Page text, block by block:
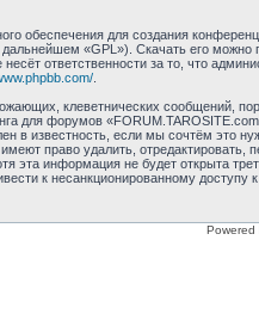
обеспечения для создания
«GPL»). Скачать его можно
ответственности за то, что
.
клеветнических сообщений,
для форумов
в известность, если мы сочтём это
право удалить,
эта информация не будет открыта
к несанкционированному доступу к
Powered